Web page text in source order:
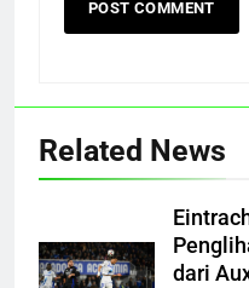
Related News
dari